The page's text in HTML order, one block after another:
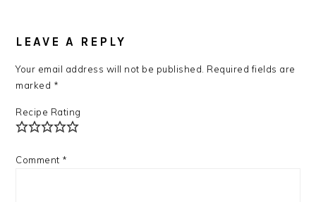
LEAVE A REPLY
Your email address will not be published. Required fields are
marked *
Recipe Rating
Comment *